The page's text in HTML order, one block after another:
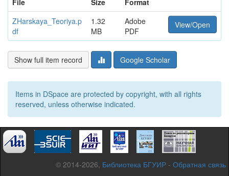
File
Size
Format
ZHarskaya_Teoriya.p
df
1.32
MB
Adobe
PDF
View/Open
Show full item record Google Scholar
Items in DSpace are protected by copyright, with all rights
reserved, unless otherwise indicated.
© 2014-2026, Библиотека БГУИР - Обратная связь